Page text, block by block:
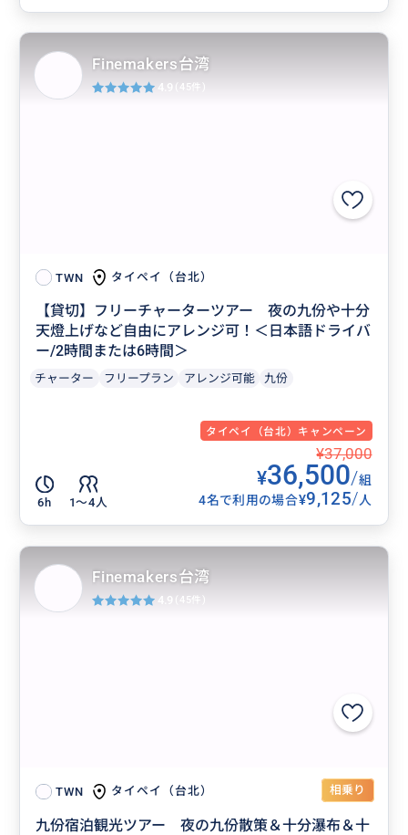
TWN タイペイ（台北）
【貸切】フリーチャーターツアー 夜の九份や十分
天燈上げなど自由にアレンジ可！＜日本語ドライバ
ー/2時間または6時間＞
チャーター フリープラン アレンジ可能 九份
タイペイ（台北）キャンペーン
6h 1〜4人
¥37,000
¥36,500/組
4名で利用の場合¥9,125/人
Finemakers台湾
4.9 (45件)
TWN タイペイ（台北） 相乗り
九份宿泊観光ツアー 夜の九份散策＆十分瀑布＆十
Finemakers台湾
4.9 (45件)